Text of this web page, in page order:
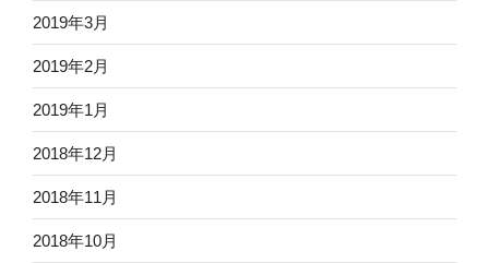
2019年3月
2019年2月
2019年1月
2018年12月
2018年11月
2018年10月